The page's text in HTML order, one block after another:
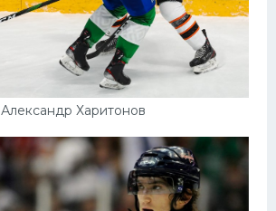
Александр Харитонов